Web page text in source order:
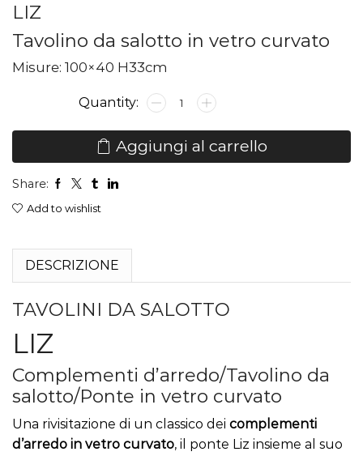
originale
era:
766,00 €.
attuale
345,00 €.
LIZ
Tavolino da salotto in vetro curvato
Misure: 100×40 H33cm
LIZ
quantità
Aggiungi al carrello
Share:
Add to wishlist
DESCRIZIONE
TAVOLINI DA SALOTTO
LIZ
Complementi d’arredo/Tavolino da
salotto/Ponte in vetro curvato
Una rivisitazione di un classico dei complementi
d’arredo in vetro curvato, il ponte Liz insieme al suo